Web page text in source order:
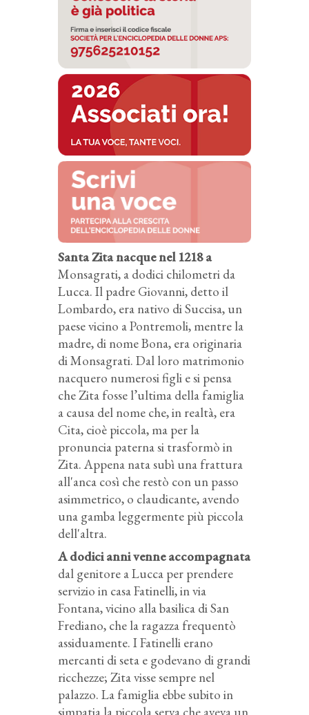
Santa Zita nacque nel 1218 a
Monsagrati, a dodici chilometri da
Lucca. Il padre Giovanni, detto il
Lombardo, era nativo di Succisa, un
paese vicino a Pontremoli, mentre la
madre, di nome Bona, era originaria
di Monsagrati. Dal loro matrimonio
nacquero numerosi figli e si pensa
che Zita fosse l’ultima della famiglia
a causa del nome che, in realtà, era
Cita, cioè piccola, ma per la
pronuncia paterna si trasformò in
Zita. Appena nata subì una frattura
all'anca così che restò con un passo
asimmetrico, o claudicante, avendo
una gamba leggermente più piccola
dell'altra.
A dodici anni venne accompagnata
dal genitore a Lucca per prendere
servizio in casa Fatinelli, in via
Fontana, vicino alla basilica di San
Frediano, che la ragazza frequentò
assiduamente. I Fatinelli erano
mercanti di seta e godevano di grandi
ricchezze; Zita visse sempre nel
palazzo. La famiglia ebbe subito in